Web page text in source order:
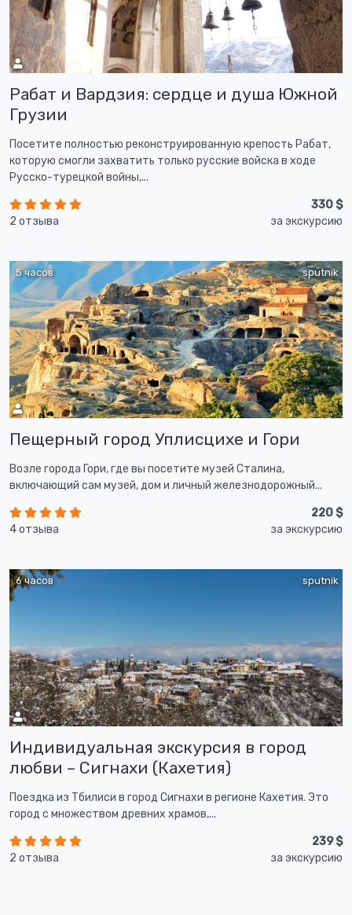
Рабат и Вардзия: сердце и душа Южной
Грузии
Посетите полностью реконструированную крепость Рабат,
которую смогли захватить только русские войска в ходе
Русско-турецкой войны,...
2 отзыва
330 $
за экскурсию
sputnik
5 часов
Пещерный город Уплисцихе и Гори
Возле города Гори, где вы посетите музей Сталина,
включающий сам музей, дом и личный железнодорожный...
4 отзыва
220 $
за экскурсию
sputnik
6 часов
Индивидуальная экскурсия в город
любви – Сигнахи (Кахетия)
Поездка из Тбилиси в город Сигнахи в регионе Кахетия. Это
город с множеством древних храмов,...
2 отзыва
239 $
за экскурсию